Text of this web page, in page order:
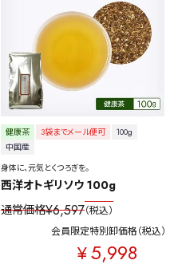
健康茶 3袋までメール便可
100g
中国産
身体に、元気とくつろぎを。
西洋オトギリソウ 100g
通常価格¥6,597 税込
会員限定特別卸価格
¥5,998
税込